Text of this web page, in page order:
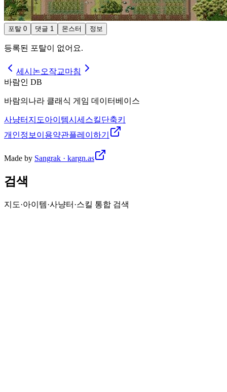
포탈 0 댓글 1 몬스터 정보
등록된 포탈이 없어요.
세시논오작교마침
바람인 DB
바람의나라 클래식 게임 데이터베이스
사냥터 지도아이템시세 스킬단축키
개인정보 이용약관플레이하기
Made by Sangrak · kargn.as
검색
지도·아이템·사냥터·스킬 통합 검색